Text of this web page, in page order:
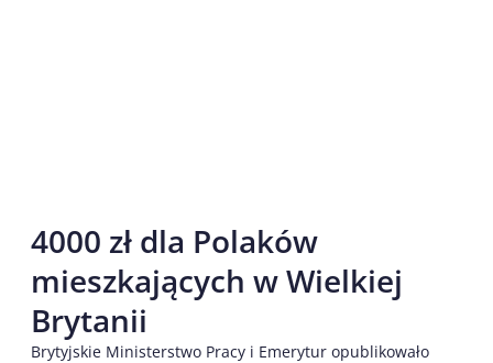
4000 zł dla Polaków
mieszkających w Wielkiej
Brytanii
Brytyjskie Ministerstwo Pracy i Emerytur opublikowało